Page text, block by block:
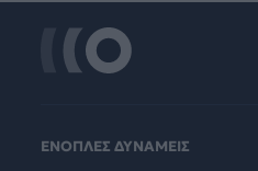
ΕΝΟΠΛΕΣ ΔΥΝΑΜΕΙΣ